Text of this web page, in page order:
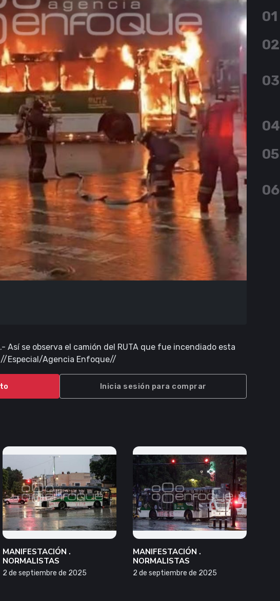
Así se observa el camión del RUTA que fue incendiado esta
Especial/Agencia Enfoque//
Inicia sesión para comprar
MANIFESTACIÓN .
NORMALISTAS
2 de septiembre de 2025
MANIFESTACIÓN .
NORMALISTAS
2 de septiembre de 2025
01
02
03
04
05
06